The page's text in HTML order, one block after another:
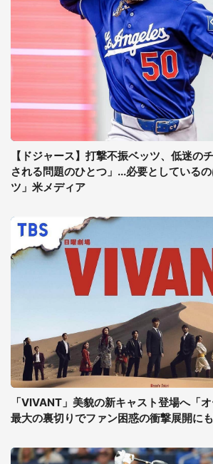
【ドジャース】打撃不振ベッツ、低迷の
される問題のひとつ」...必要としている
ツ」米メディア
「VIVANT」美貌の新キャスト登場へ「オ
最大の裏切りでファン困惑の衝撃展開に